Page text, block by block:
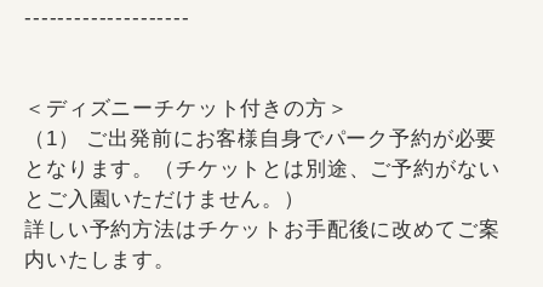
--------------------
＜ディズニーチケット付きの方＞
（1） ご出発前にお客様自身でパーク予約が必要
となります。（チケットとは別途、ご予約がない
とご入園いただけません。）
詳しい予約方法はチケットお手配後に改めてご案
内いたします。